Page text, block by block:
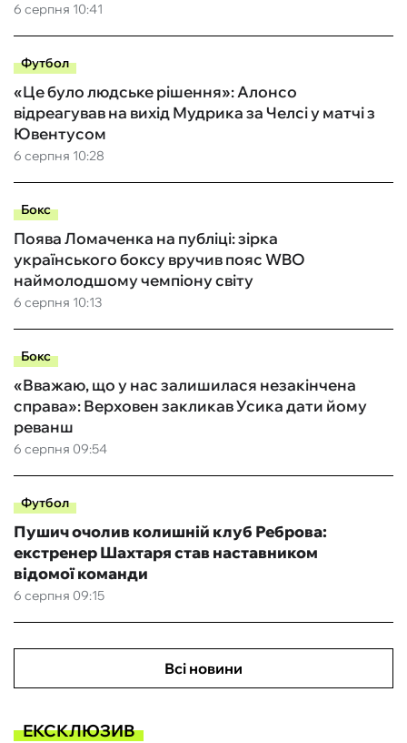
6 серпня 10:41
Футбол
6 серпня 10:28
«Це було людське рішення»: Алонсо
відреагував на вихід Мудрика за Челсі у матчі з
Ювентусом
Бокс
6 серпня 10:13
Поява Ломаченка на публіці: зірка
українського боксу вручив пояс WBO
наймолодшому чемпіону світу
Бокс
6 серпня 09:54
«Вважаю, що у нас залишилася незакінчена
справа»: Верховен закликав Усика дати йому
реванш
Футбол
6 серпня 09:15
Пушич очолив колишній клуб Реброва:
екстренер Шахтаря став наставником
відомої команди
Всі новини
ЕКСКЛЮЗИВ